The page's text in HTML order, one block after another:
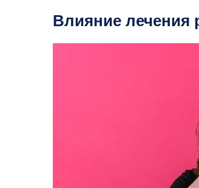
Влияние лечения